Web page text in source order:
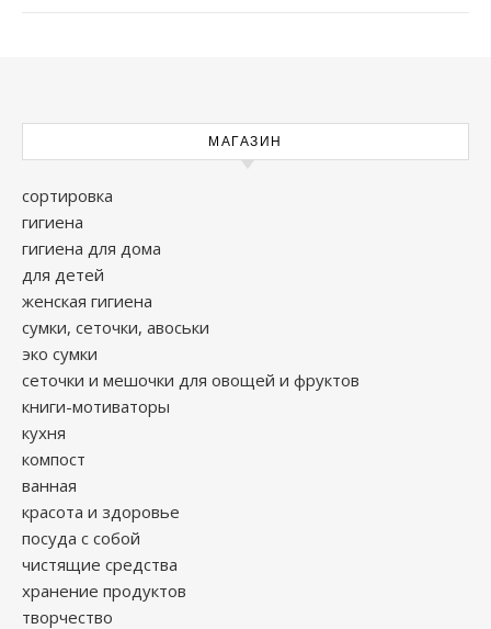
МАГАЗИН
сортировка
гигиена
гигиена для дома
для детей
женская гигиена
сумки, сеточки, авоськи
эко сумки
сеточки и мешочки для овощей и фруктов
книги-мотиваторы
кухня
компост
ванная
красота и здоровье
посуда с собой
чистящие средства
хранение продуктов
творчество